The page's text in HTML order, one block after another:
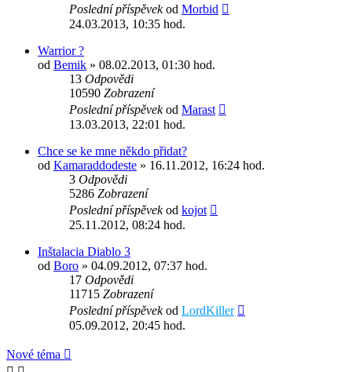
Poslední příspěvekod Morbid
24.03.2013, 10:35 hod.
Warrior ?
od Bemik » 08.02.2013, 01:30 hod.
13 Odpovědi
10590 Zobrazení
Poslední příspěvekod Marast
13.03.2013, 22:01 hod.
Chce se ke mne někdo přidat?
od Kamaraddodeste » 16.11.2012, 16:24 hod.
3 Odpovědi
5286 Zobrazení
Poslední příspěvekod kojot
25.11.2012, 08:24 hod.
Inštalacia Diablo 3
od Boro » 04.09.2012, 07:37 hod.
17 Odpovědi
11715 Zobrazení
Poslední příspěvekod LordKiller
05.09.2012, 20:45 hod.
Nové téma